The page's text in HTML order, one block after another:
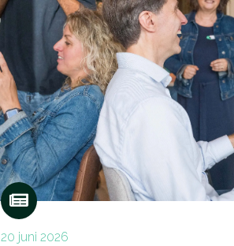
20 juni 2026